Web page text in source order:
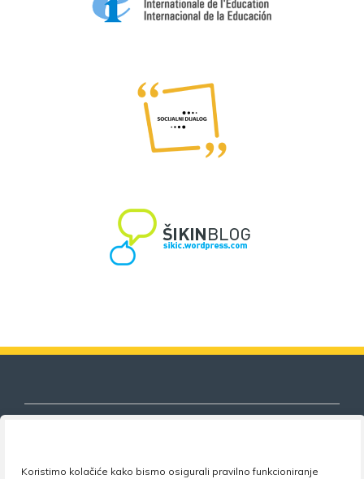
Koristimo kolačiće kako bismo osigurali pravilno funkcioniranje